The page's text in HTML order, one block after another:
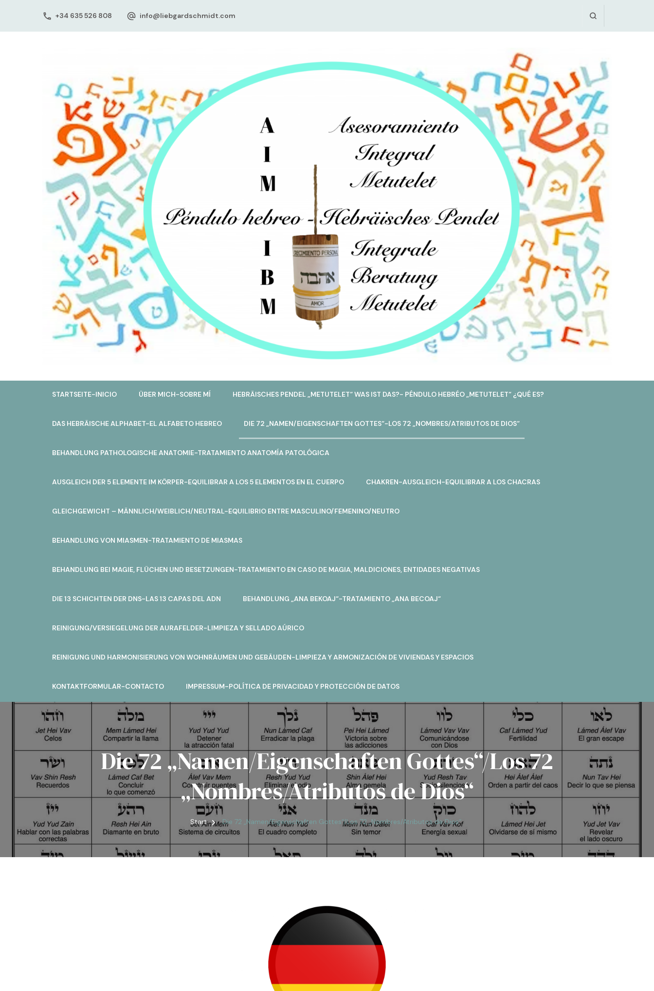
+34 635 526 808 info@liebgardschmidt.com
STARTSEITE-INICIO ÜBER MICH-SOBRE MÍ HEBRÄISCHES PENDEL „METUTELET“ WAS IST DAS?- PÉNDULO HEBRÉO „METUTELET“ ¿QUÉ ES?
DAS HEBRÄISCHE ALPHABET-EL ALFABETO HEBREO DIE 72 „NAMEN/EIGENSCHAFTEN GOTTES“-LOS 72 „NOMBRES/ATRIBUTOS DE DIOS“
BEHANDLUNG PATHOLOGISCHE ANATOMIE-TRATAMIENTO ANATOMÍA PATOLÓGICA
AUSGLEICH DER 5 ELEMENTE IM KÖRPER-EQUILIBRAR A LOS 5 ELEMENTOS EN EL CUERPO CHAKREN-AUSGLEICH-EQUILIBRAR A LOS CHACRAS
GLEICHGEWICHT – MÄNNLICH/WEIBLICH/NEUTRAL-EQUILIBRIO ENTRE MASCULINO/FEMENINO/NEUTRO
BEHANDLUNG VON MIASMEN-TRATAMIENTO DE MIASMAS
BEHANDLUNG BEI MAGIE, FLÜCHEN UND BESETZUNGEN-TRATAMIENTO EN CASO DE MAGIA, MALDICIONES, ENTIDADES NEGATIVAS
DIE 13 SCHICHTEN DER DNS-LAS 13 CAPAS DEL ADN BEHANDLUNG „ANA BEKOAJ“-TRATAMIENTO „ANA BECOAJ“
REINIGUNG/VERSIEGELUNG DER AURAFELDER-LIMPIEZA Y SELLADO AÚRICO
REINIGUNG UND HARMONISIERUNG VON WOHNRÄUMEN UND GEBÄUDEN-LIMPIEZA Y ARMONIZACIÓN DE VIVIENDAS Y ESPACIOS
KONTAKTFORMULAR-CONTACTO IMPRESSUM-POLÍTICA DE PRIVACIDAD Y PROTECCIÓN DE DATOS
Die 72 „Namen/Eigenschaften Gottes“/Los 72
„Nombres/Atributos de Dios“
Start Die 72 „Namen/Eigenschaften Gottes“/Los 72 „Nombres/Atributos de Dios“